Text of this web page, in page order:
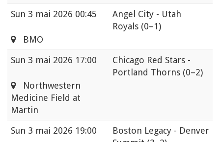
Sun 3 mai 2026 00:45
Angel City - Utah
Royals (0–1)
BMO
Sun 3 mai 2026 17:00
Chicago Red Stars -
Portland Thorns (0–2)
Northwestern
Medicine Field at
Martin
Sun 3 mai 2026 19:00
Boston Legacy - Denver